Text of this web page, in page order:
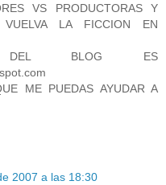
VS PRODUCTORAS Y
VUELVA LA FICCION EN
DEL BLOG ES
ME PUEDAS AYUDAR A
2007 a las 18:30